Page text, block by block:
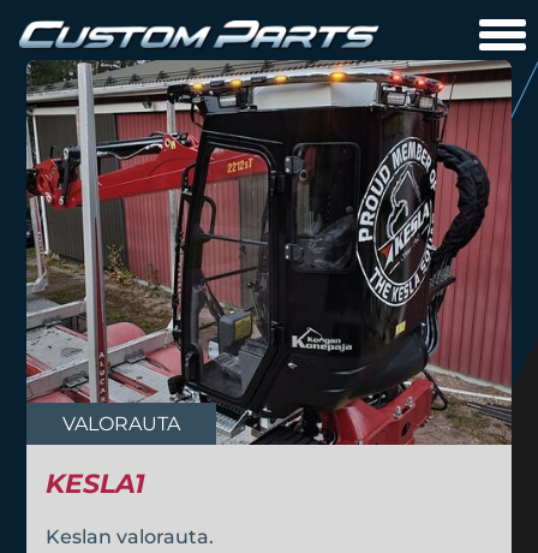
VALORAUTA
KESLA1
Keslan valorauta.